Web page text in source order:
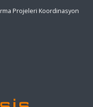
Projeleri Koordinasyon